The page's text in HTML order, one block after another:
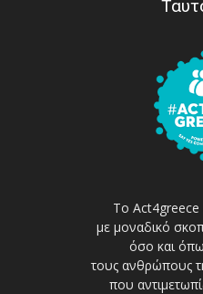
Το Act4greece
με μοναδικό
όσο και
τους ανθρώπους
που